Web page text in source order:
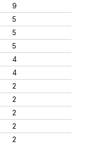
9
5
5
5
4
4
2
2
2
2
2